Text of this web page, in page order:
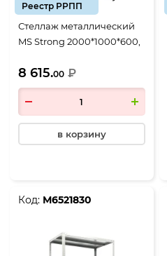
Реестр РРПП
Стеллаж металлический
MS Strong 2000*1000*600,
8 615.00 ₽
в корзину
Код: М6521830